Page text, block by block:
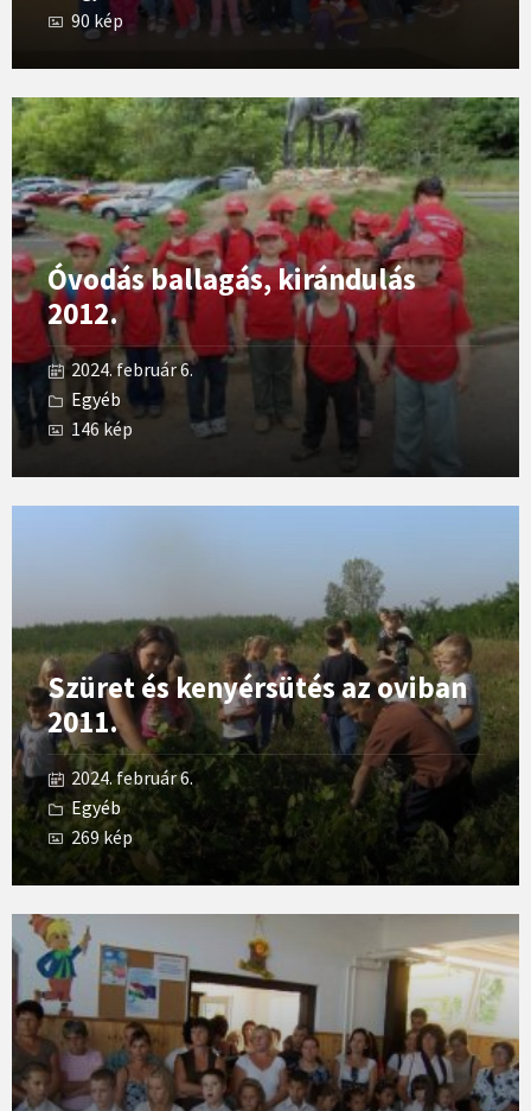
90 kép
Óvodás ballagás, kirándulás
2012.
2024. február 6.
Egyéb
146 kép
Open
Gallery
Szüret és kenyérsütés az oviban
2011.
2024. február 6.
Egyéb
269 kép
Open
Gallery